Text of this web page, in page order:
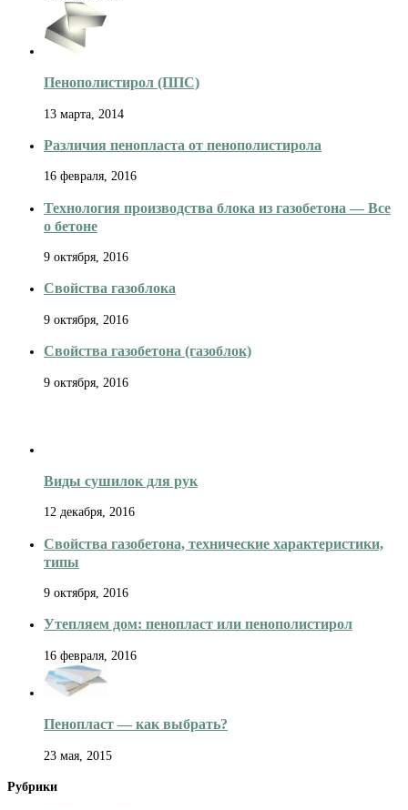
Пенополистирол (ППС)
13 марта, 2014
Различия пенопласта от пенополистирола
16 февраля, 2016
Технология производства блока из газобетона — Все
о бетоне
9 октября, 2016
Свойства газоблока
9 октября, 2016
Свойства газобетона (газоблок)
9 октября, 2016
Виды сушилок для рук
12 декабря, 2016
Свойства газобетона, технические характеристики,
типы
9 октября, 2016
Утепляем дом: пенопласт или пенополистирол
16 февраля, 2016
Пенопласт — как выбрать?
23 мая, 2015
Рубрики